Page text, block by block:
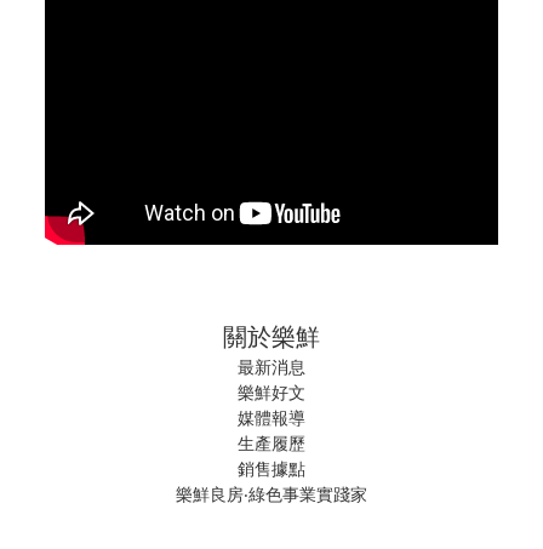
關於樂鮮
最新消息
樂鮮好文
媒體報導
生產履歷
銷售據點
樂鮮良房‧綠色事業實踐家